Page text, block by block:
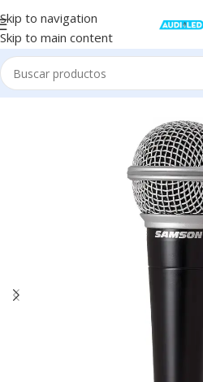
Skip to navigation
Skip to main content
Inicio Audio Microfonía Con Cable